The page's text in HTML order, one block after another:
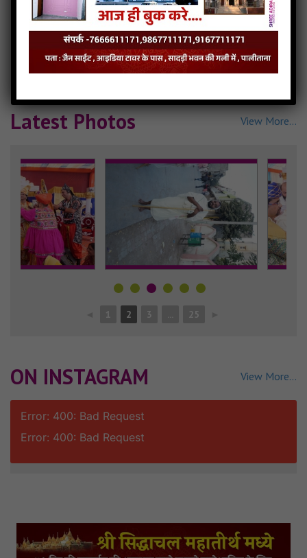
Latest Videos View More...
Latest Photos View More...
1 2 3 25
ON INSTAGRAM View More...
Error: 400: Bad Request
Error: 400: Bad Request